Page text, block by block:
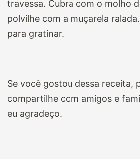
travessa. Cubra com o molho
polvilhe com a muçarela
para gratinar.
Se você gostou dessa receita,
compartilhe com amigos e
eu agradeço.